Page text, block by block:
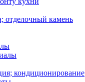
отделочный камень
кондиционирование